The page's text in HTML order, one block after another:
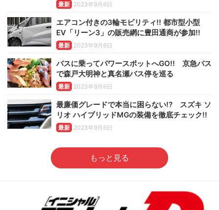
最新 2023年9月6日
エアコン付きの3輪モビリティ!! 都市型小型
EV「リーン3」の販売網に豊田通商が参加!!
最新 2023年9月6日
バスに乗ってパワースポットへGO!! 京急バス
で森戸大明神と真名瀬バス停を巡る
最新 2023年9月6日
最廉価グレードで本当に困らない!? スズキ ソ
リオ ハイブリッドMGの装備を徹底チェック!!
最新 2023年9月6日
もっと見る